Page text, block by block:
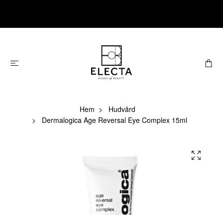
Hem
Hudvård
Dermalogica Age Reversal Eye Complex 15ml